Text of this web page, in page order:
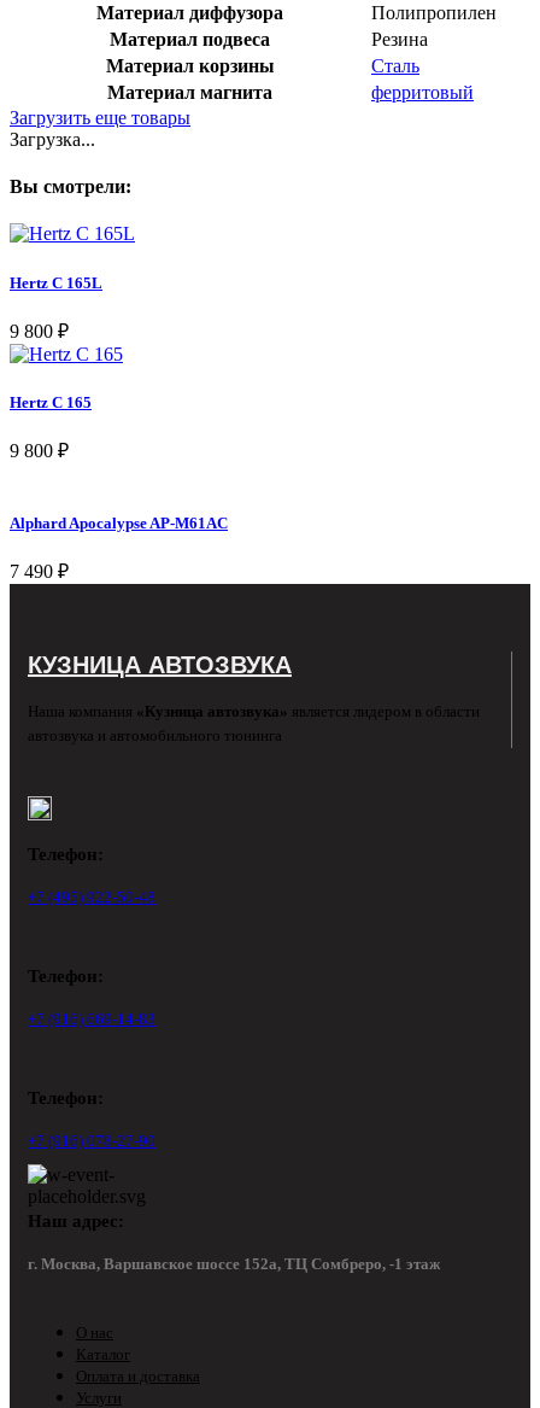
Материал диффузора
Полипропилен
Материал подвеса
Резина
Материал корзины
Сталь
Материал магнита
ферритовый
Загрузить еще товары
Загрузка...
Вы смотрели:
Hertz C 165L
9 800 ₽
Hertz C 165
9 800 ₽
Alphard Apocalypse AP-M61AC
7 490 ₽
КУЗНИЦА АВТОЗВУКА
Наша компания «Кузница автозвука» является лидером в области
автозвука и автомобильного тюнинга
Телефон:
+7 (495) 922-50-48
Телефон:
+7 (916) 669-14-83
Телефон:
+7 (916) 078-27-90
Наш адрес:
г. Москва, Варшавское шоссе 152а, ТЦ Сомбреро, -1 этаж
О нас
Каталог
Оплата и доставка
Услуги